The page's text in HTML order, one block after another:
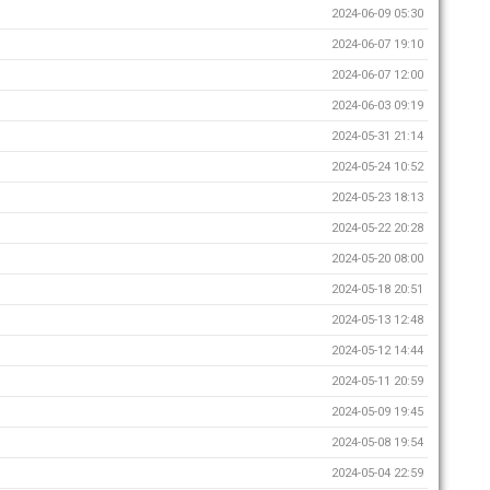
2024-06-09 05:30
2024-06-07 19:10
2024-06-07 12:00
2024-06-03 09:19
2024-05-31 21:14
2024-05-24 10:52
2024-05-23 18:13
2024-05-22 20:28
2024-05-20 08:00
2024-05-18 20:51
2024-05-13 12:48
2024-05-12 14:44
2024-05-11 20:59
2024-05-09 19:45
2024-05-08 19:54
2024-05-04 22:59